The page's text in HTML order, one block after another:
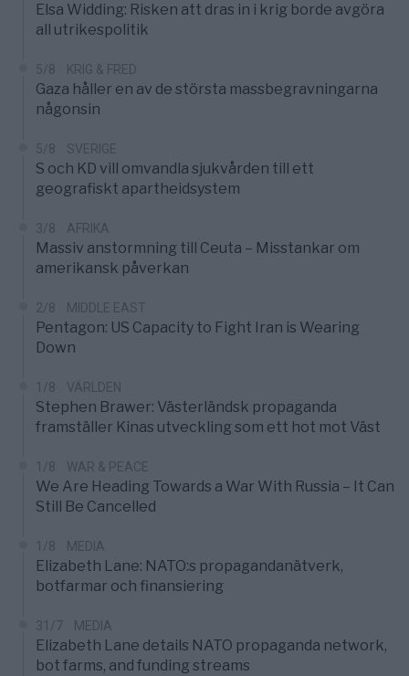
Elsa Widding: Risken att dras in i krig borde avgöra
all utrikespolitik
5/8 KRIG & FRED
Gaza håller en av de största massbegravningarna
någonsin
5/8 SVERIGE
S och KD vill omvandla sjukvården till ett
geografiskt apartheidsystem
3/8 AFRIKA
Massiv anstormning till Ceuta – Misstankar om
amerikansk påverkan
2/8 MIDDLE EAST
Pentagon: US Capacity to Fight Iran is Wearing
Down
1/8 VÄRLDEN
Stephen Brawer: Västerländsk propaganda
framställer Kinas utveckling som ett hot mot Väst
1/8 WAR & PEACE
We Are Heading Towards a War With Russia – It Can
Still Be Cancelled
1/8 MEDIA
Elizabeth Lane: NATO:s propagandanätverk,
botfarmar och finansiering
31/7 MEDIA
Elizabeth Lane details NATO propaganda network,
bot farms, and funding streams